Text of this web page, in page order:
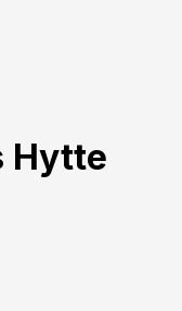
Hytte